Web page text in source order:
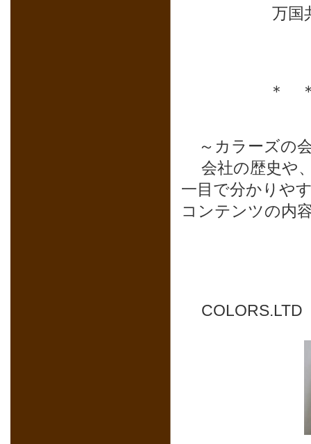
万国
＊
～カラーズの
会社の歴史や
一目で分かりや
コンテンツの内